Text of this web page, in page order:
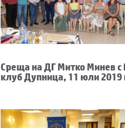
Среща на ДГ Митко Минев с
клуб Дупница, 11 юли 2019